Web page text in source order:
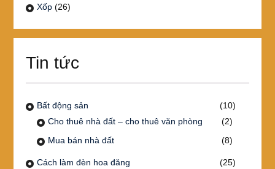
Xốp (26)
Tin tức
Bất động sản
(10)
Cho thuê nhà đất – cho thuê văn phòng
(2)
Mua bán nhà đất
(8)
Cách làm đèn hoa đăng (25)